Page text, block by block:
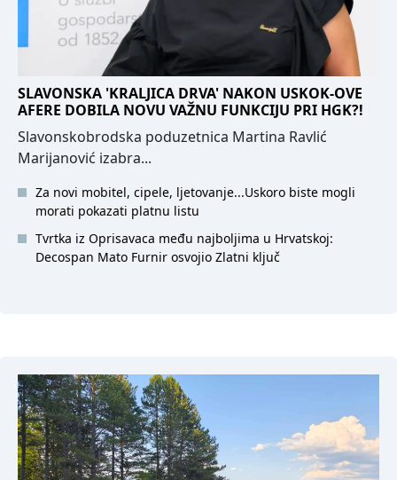
SLAVONSKA 'KRALJICA DRVA' NAKON USKOK-OVE
AFERE DOBILA NOVU VAŽNU FUNKCIJU PRI HGK?!
Slavonskobrodska poduzetnica Martina Ravlić
Marijanović izabra...
Za novi mobitel, cipele, ljetovanje...Uskoro biste mogli
morati pokazati platnu listu
Tvrtka iz Oprisavaca među najboljima u Hrvatskoj:
Decospan Mato Furnir osvojio Zlatni ključ